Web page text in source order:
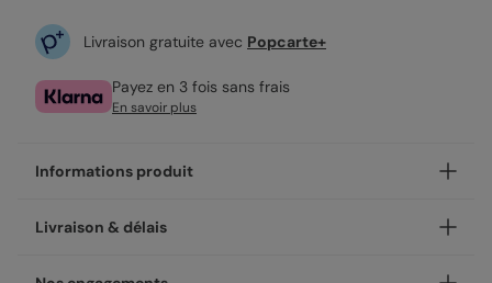
Livraison gratuite avec Popcarte+
Payez en 3 fois sans frais
En savoir plus
Informations produit
Et si votre faire-part baptême restait affiché bien plus
Livraison & délais